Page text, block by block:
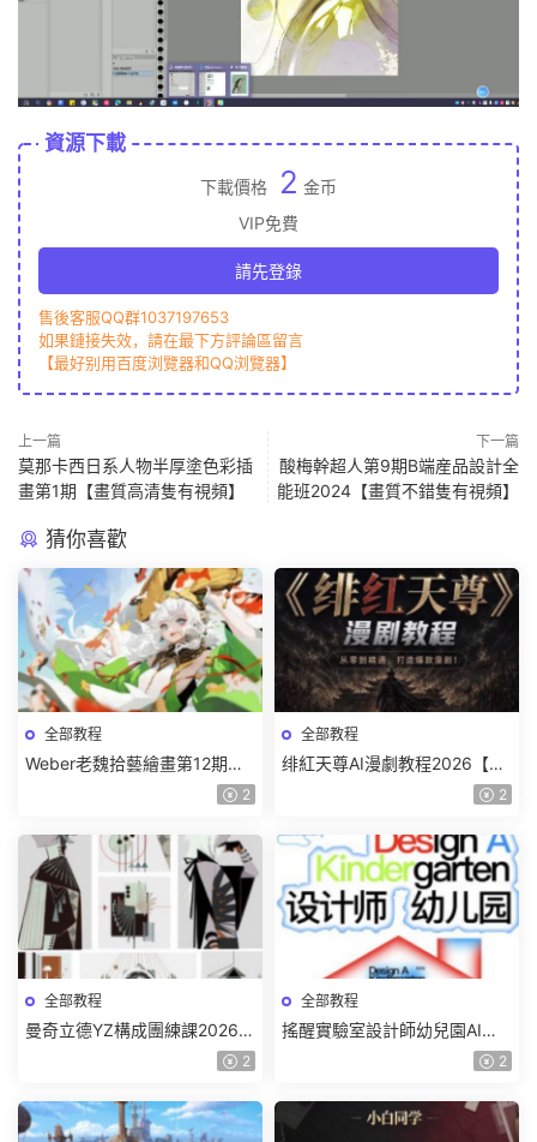
資源下載
下載價格 2 金币
VIP免費
請先登錄
售後客服QQ群1037197653
如果鏈接失效，請在最下方評論區留言
【最好别用百度浏覽器和QQ浏覽器】
上一篇
莫那卡西日系人物半厚塗色彩插
畫第1期【畫質高清隻有視頻】
下一篇
酸梅幹超人第9期B端産品設計全
能班2024【畫質不錯隻有視頻】
猜你喜歡
全部教程
Weber老魏拾藝繪畫第12期角
色特訓班【畫質不錯隻有視
2
全部教程
绯紅天尊AI漫劇教程2026【畫
2
全部教程
曼奇立德YZ構成團練課2026年
8月已結課【畫質高清有課件】
2
全部教程
搖醒實驗室設計師幼兒園AI軟
件基礎課2025【畫質不錯有素
2